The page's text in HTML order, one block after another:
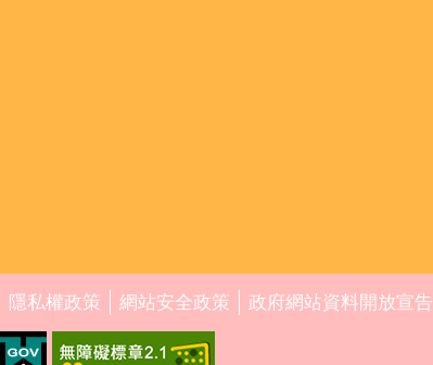
隱私權政策 網站安全政策 政府網站資料開放宣告